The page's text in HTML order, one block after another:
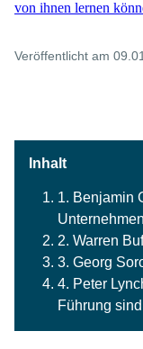
Veröffentlicht am
1. Benjamin
2. Warren
3. Georg
4. Peter
Führung